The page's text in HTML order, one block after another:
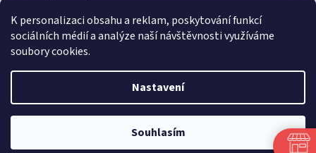
K personalizaci obsahu a reklam, poskytování funkcí
sociálních médií a analýze naší návštěvnosti využíváme
soubory cookies.
Nastavení
Souhlasím
Kontakty
Vytvořil Shoptet
. Všechna práva vyhrazena.
Upravit nastavení
cookies